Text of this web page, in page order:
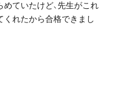
ていたけど、先生がこれ
くれたから合格できまし